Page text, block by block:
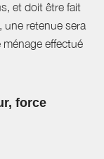
et doit être fait
une retenue sera
effectué
force